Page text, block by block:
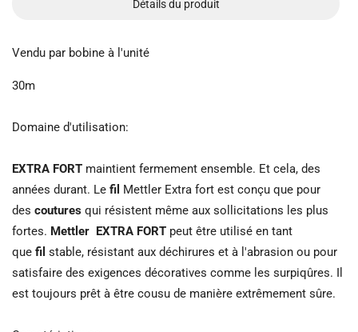
Détails du produit
Vendu par bobine à l'unité
30m
Domaine d'utilisation:
EXTRA FORT maintient fermement ensemble. Et cela, des
années durant. Le fil Mettler Extra fort est conçu que pour
des coutures qui résistent même aux sollicitations les plus
fortes. Mettler EXTRA FORT peut être utilisé en tant
que fil stable, résistant aux déchirures et à l'abrasion ou pour
satisfaire des exigences décoratives comme les surpiqûres. Il
est toujours prêt à être cousu de manière extrêmement sûre.